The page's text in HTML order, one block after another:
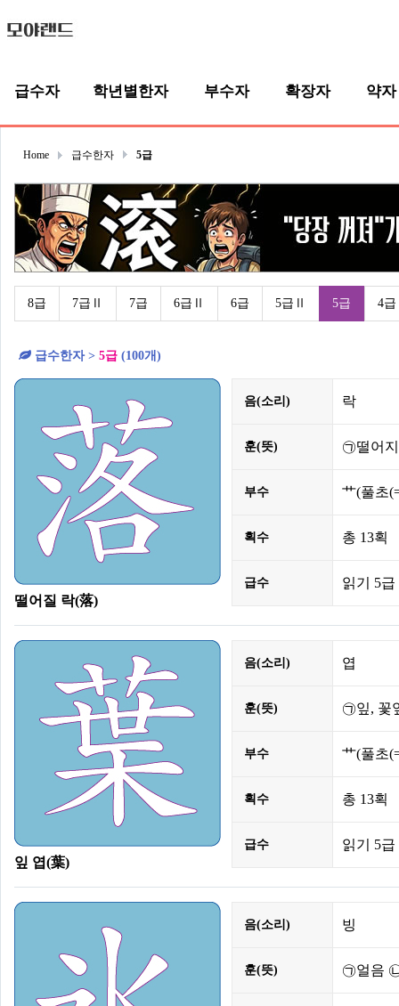
급수자 학년별한자 부수자 확장자 약자
Home 급수한자 5급
8급 7급Ⅱ 7급 6급Ⅱ 6급 5급Ⅱ 5급 4
급수한자 > 5급 (100개)
떨어질 락(落)
음(소리) 락
훈(뜻) ㉠떨어
부수 艹(풀초
획수 총 13획
급수 읽기 5급
잎 엽(葉)
음(소리) 엽
훈(뜻) ㉠잎, 꽃
부수 艹(풀초
획수 총 13획
급수 읽기 5급
음(소리) 빙
훈(뜻) ㉠얼음